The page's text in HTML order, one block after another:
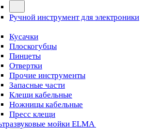
Ручной инструмент для электроники
Кусачки
Плоскогубцы
Пинцеты
Отвертки
Прочие инструменты
Запасные части
Клещи кабельные
Ножницы кабельные
Пресс клещи
мойки ELMA